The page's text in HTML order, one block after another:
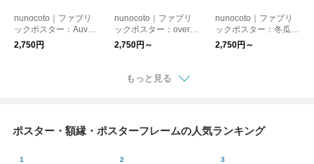
nunocoto｜ファブリ
ックポスター：Auver
s（井上陽子/Atelier C
RAFT-Log.）
2,750円
nunocoto｜ファブリ
ックポスター：over th
e mountain（くのま
り）
2,750円～
nunocoto｜ファブリ
ックポスター：冬瓜
（井上陽子/Atelier CR
AFT-Log.）
2,750円～
もっと見る
ポスター・額縁・ポスターフレームの人気ランキング